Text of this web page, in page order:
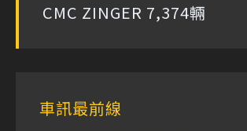
CMC ZINGER 7,374輛
車訊最前線